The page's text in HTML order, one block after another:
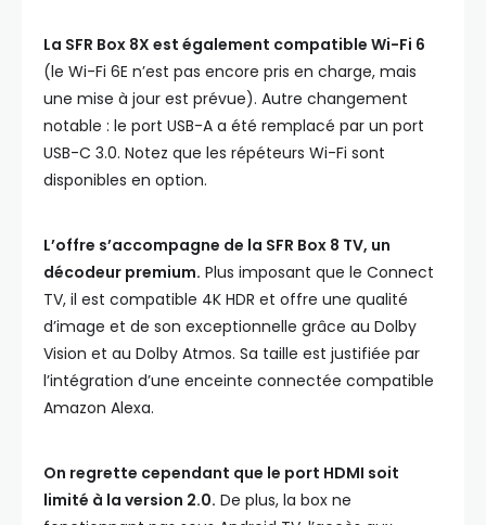
La SFR Box 8X est également compatible Wi-Fi 6
(le Wi-Fi 6E n’est pas encore pris en charge, mais
une mise à jour est prévue). Autre changement
notable : le port USB-A a été remplacé par un port
USB-C 3.0. Notez que les répéteurs Wi-Fi sont
disponibles en option.
L’offre s’accompagne de la SFR Box 8 TV, un
décodeur premium. Plus imposant que le Connect
TV, il est compatible 4K HDR et offre une qualité
d’image et de son exceptionnelle grâce au Dolby
Vision et au Dolby Atmos. Sa taille est justifiée par
l’intégration d’une enceinte connectée compatible
Amazon Alexa.
On regrette cependant que le port HDMI soit
limité à la version 2.0. De plus, la box ne